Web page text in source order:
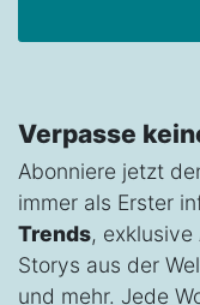
Verpasse
Abonniere jetzt
immer als Erster
Trends,
Storys aus der
und mehr. Jede